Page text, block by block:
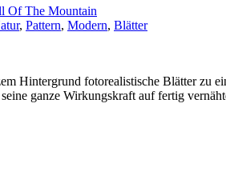
Of The Mountain
, Pattern, Modern, Blätter
Hintergrund fotorealistische Blätter zu
ganze Wirkungskraft auf fertig